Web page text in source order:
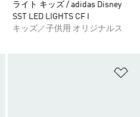
ライト キッズ / adidas Disney
SST LED LIGHTS CF I
キッズ／子供用 オリジナルス